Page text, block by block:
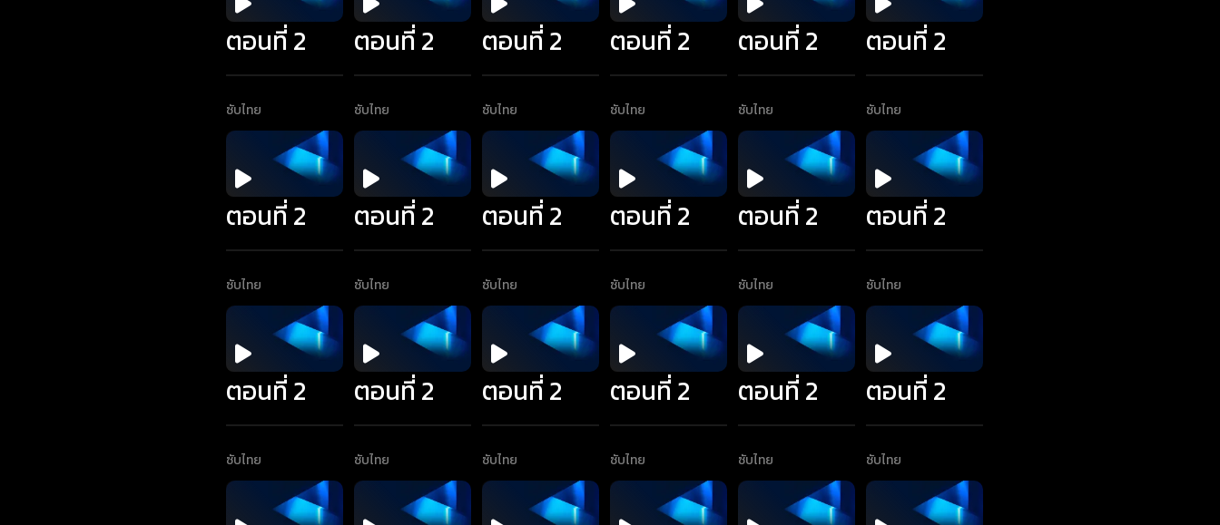
ตอนที่ 2
ซับไทย
ตอนที่ 2
ซับไทย
ตอนที่ 2
ซับไทย
ตอนที่ 2
ซับไทย
ตอนที่ 2
ซับไทย
ตอนที่ 2
ซับไทย
ตอนที่ 2
ซับไทย
ตอนที่ 2
ซับไทย
ตอนที่ 2
ซับไทย
ตอนที่ 2
ซับไทย
ตอนที่ 2
ซับไทย
ตอนที่ 2
ซับไทย
ตอนที่ 2
ซับไทย
ตอนที่ 2
ซับไทย
ตอนที่ 2
ซับไทย
ตอนที่ 2
ซับไทย
ตอนที่ 2
ซับไทย
ตอนที่ 2
ซับไทย